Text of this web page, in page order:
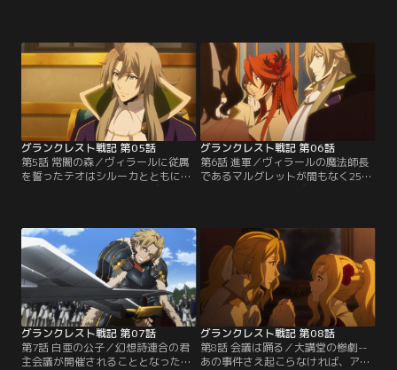
ネーロを名乗ることにする。しか
し、その名が世間にとどろくことは
なく、テオは魔法師シルーカの傀儡
に過ぎないという噂が流れていた。
そんな矢先、領地の城下で混沌災害
が発生する…。【提供：バンダイチ
ャンネル】
スト。一筋縄ではいかないと予感し
ていた通り、交渉は容易なものでは
なかった。次なる一手を打とうと、
今度は幻想詩連合のアルトゥーク伯
ヴィラールのもとへ赴くシルーカだ
ったが…。【提供：バンダイチャン
ネル】
グランクレスト戦記 第05話
第5話 常闇の森／ヴィラールに従属
を誓ったテオはシルーカとともに、
アルトゥークへと向かう。ヴィラー
た。はるか昔、人々はデーモンロー
ドに対抗するべく、吸血鬼や人狼の
力を得た。その後は各々に領地を持
って平和に暮らしていたはずだが、
ふたつの種族はいま争いの最中にあ
るという…。【提供：バンダイチャ
ンネル】
グランクレスト戦記 第06話
第6話 進軍／ヴィラールの魔法師長
であるマルグレットが間もなく25歳
の誕生日を迎える。ヴィラールに仕
っている。盛大に開かれた誕生祝い
の宴。集まった者たちは口々に感謝
の意や別れを惜しむ気持ちをマルグ
レットに伝える。そんな中で、ヴィ
ラールはマルグレットの手を取り、
ダンスに誘う…。【提供：バンダイ
チャンネル】
グランクレスト戦記 第07話
第7話 白亜の公子／幻想詩連合の君
主会議が開催されることとなった。
グランクレスト戦記 第08話
第8話 会議は踊る／大講堂の惨劇--
あの事件さえ起こらなければ、アレ